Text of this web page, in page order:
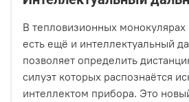
В тепловизионных
есть ещё и интеллектуальный
позволяет определить
силуэт которых распознаётся
интеллектом прибора. Это